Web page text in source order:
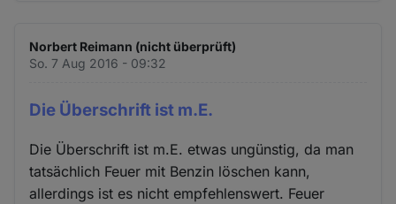
Norbert Reimann (nicht überprüft)
So. 7 Aug 2016 - 09:32
Die Überschrift ist m.E.
Die Überschrift ist m.E. etwas ungünstig, da man
tatsächlich Feuer mit Benzin löschen kann,
allerdings ist es nicht empfehlenswert. Feuer